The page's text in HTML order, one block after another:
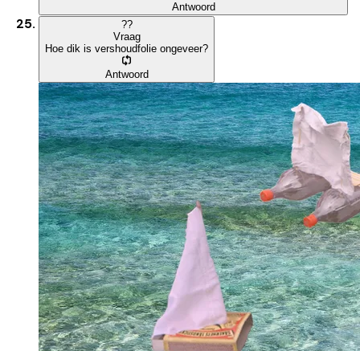
Antwoord
??
Vraag
Hoe dik is vershoudfolie ongeveer?
Antwoord